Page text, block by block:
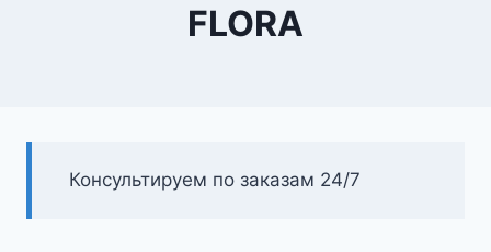
FLORA
Консультируем по заказам 24/7